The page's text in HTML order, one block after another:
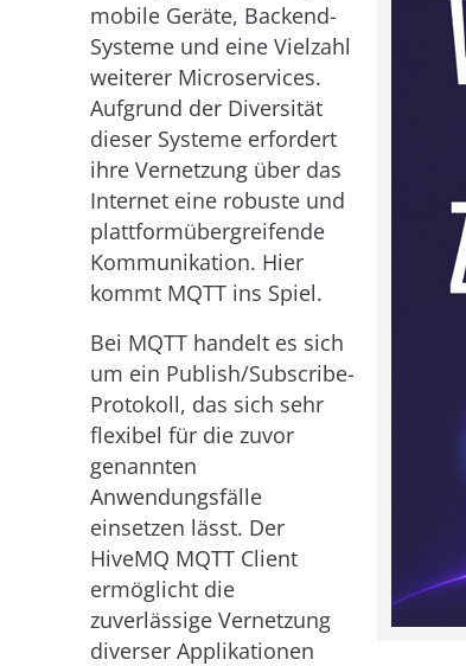
mobile Geräte, Backend-
Systeme und eine Vielzahl
weiterer Microservices.
Aufgrund der Diversität
dieser Systeme erfordert
ihre Vernetzung über das
Internet eine robuste und
plattformübergreifende
Kommunikation. Hier
kommt MQTT ins Spiel.
Bei MQTT handelt es sich
um ein Publish/Subscribe-
Protokoll, das sich sehr
flexibel für die zuvor
genannten
Anwendungsfälle
einsetzen lässt. Der
HiveMQ MQTT Client
ermöglicht die
zuverlässige Vernetzung
diverser Applikationen